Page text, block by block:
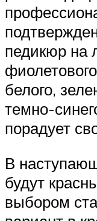
педикюр на
белого,
темно-
порадует
В
будут
выбором